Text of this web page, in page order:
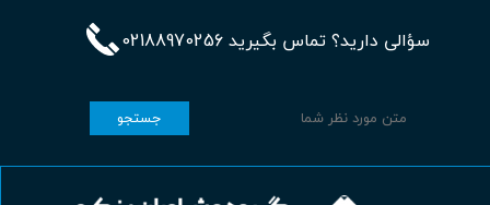
سؤالی دارید؟ تماس بگیرید 02188970256
جستجو